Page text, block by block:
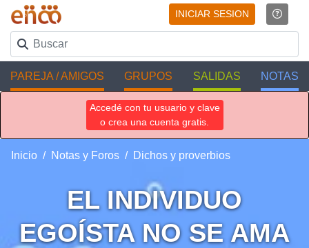
INICIAR SESION
PAREJA / AMIGOS GRUPOS SALIDAS NOTAS
Accedé con tu usuario y clave
o crea una cuenta gratis.
Inicio Notas y Foros Dichos y proverbios
EL INDIVIDUO
EGOÍSTA NO SE AMA